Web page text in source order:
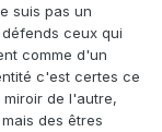
suis pas un
ceux qui
comme d'un
c'est certes ce
de l'autre,
des êtres